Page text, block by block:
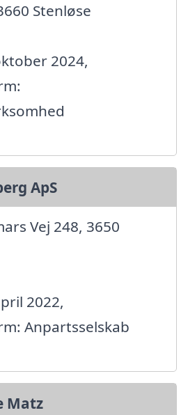
Stenløse
2024,
ApS
Vej 248, 3650
2022,
Anpartsselskab
Matz